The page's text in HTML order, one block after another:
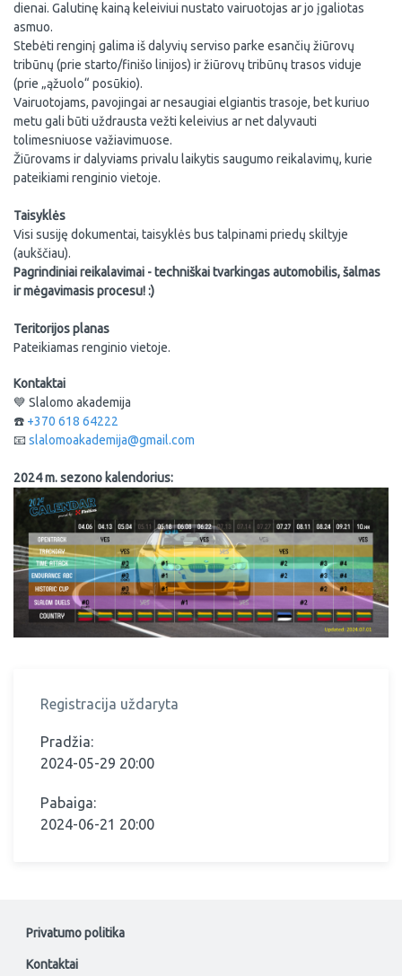
dienai. Galutinę kainą keleiviui nustato vairuotojas ar jo įgaliotas
asmuo.
Stebėti renginį galima iš dalyvių serviso parke esančių žiūrovų
tribūnų (prie starto/finišo linijos) ir žiūrovų tribūnų trasos viduje
(prie „ąžuolo“ posūkio).
Vairuotojams, pavojingai ar nesaugiai elgiantis trasoje, bet kuriuo
metu gali būti uždrausta vežti keleivius ar net dalyvauti
tolimesniuose važiavimuose.
Žiūrovams ir dalyviams privalu laikytis saugumo reikalavimų, kurie
pateikiami renginio vietoje.
Taisyklės
Visi susiję dokumentai, taisyklės bus talpinami priedų skiltyje
(aukščiau).
Pagrindiniai reikalavimai - techniškai tvarkingas automobilis, šalmas
ir mėgavimasis procesu! :)
Teritorijos planas
Pateikiamas renginio vietoje.
Kontaktai
💙 Slalomo akademija
☎️ +370 618 64222
📧slalomoakademija@gmail.com
2024 m. sezono kalendorius:
Registracija uždaryta
Pradžia:
2024-05-29 20:00
Pabaiga:
2024-06-21 20:00
Privatumo politika
Kontaktai